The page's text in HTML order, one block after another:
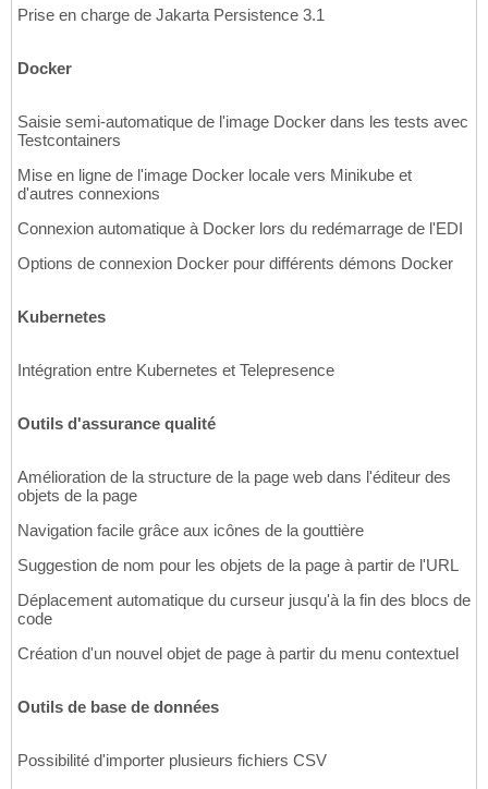
Prise en charge de Jakarta Persistence 3.1
Docker
Saisie semi-automatique de l'image Docker dans les tests avec
Testcontainers
Mise en ligne de l'image Docker locale vers Minikube et
d'autres connexions
Connexion automatique à Docker lors du redémarrage de l'EDI
Options de connexion Docker pour différents démons Docker
Kubernetes
Intégration entre Kubernetes et Telepresence
Outils d'assurance qualité
Amélioration de la structure de la page web dans l'éditeur des
objets de la page
Navigation facile grâce aux icônes de la gouttière
Suggestion de nom pour les objets de la page à partir de l'URL
Déplacement automatique du curseur jusqu'à la fin des blocs de
code
Création d'un nouvel objet de page à partir du menu contextuel
Outils de base de données
Possibilité d'importer plusieurs fichiers CSV